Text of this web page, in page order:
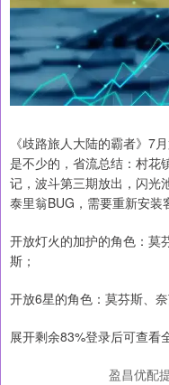
《歧路旅人大陆的霸者》7
是不少的，省流总结：村花
记，波斗第三期放出，闪光
泰里翁BUG，需要重新安装
开放灯火的加护的角色：莫
斯；
开放6星的角色：莫芬斯、奈
展开剩余83%登录后可查看
盈昌优配